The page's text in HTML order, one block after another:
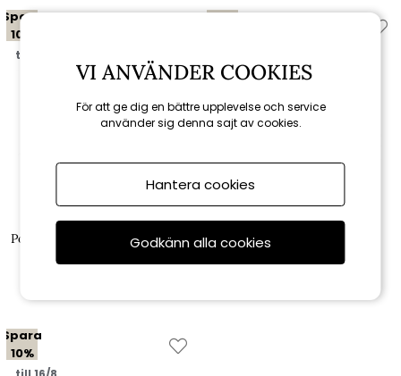
Spara
10%
till 16/8
Brafab
Poul loungefåtölj - dusty green
Spara
Brafab
Poul loungefåtölj - lemon
Spara
10%
VI ANVÄNDER COOKIES
För att ge dig en bättre upplevelse och service
använder sig denna sajt av cookies.
Hantera cookies
Godkänn alla cookies